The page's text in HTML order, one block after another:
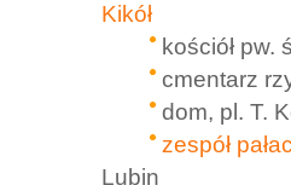
Kikół
kościół pw.
cmentarz
dom, pl. T.
zespół
Lubin